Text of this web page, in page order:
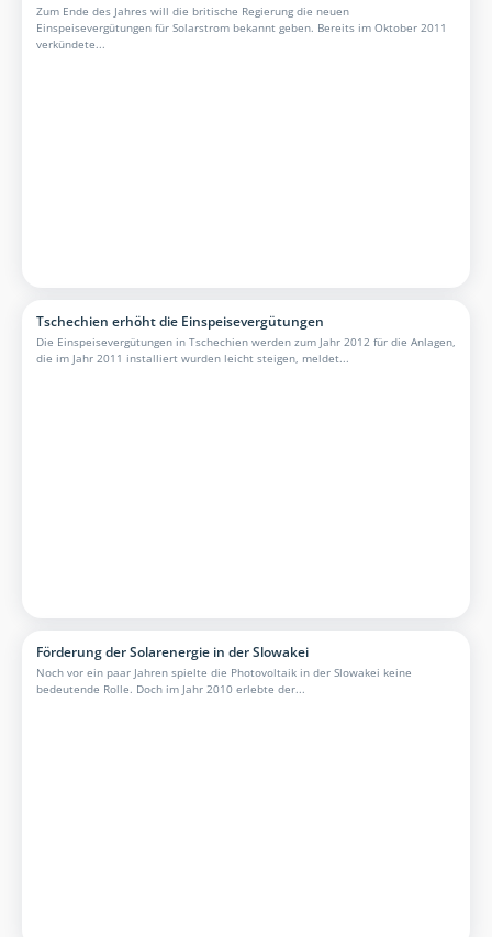
Zum Ende des Jahres will die britische Regierung die neuen
Einspeisevergütungen für Solarstrom bekannt geben. Bereits im Oktober 2011
verkündete...
Tschechien erhöht die Einspeisevergütungen
Die Einspeisevergütungen in Tschechien werden zum Jahr 2012 für die Anlagen,
die im Jahr 2011 installiert wurden leicht steigen, meldet...
Förderung der Solarenergie in der Slowakei
Noch vor ein paar Jahren spielte die Photovoltaik in der Slowakei keine
bedeutende Rolle. Doch im Jahr 2010 erlebte der...